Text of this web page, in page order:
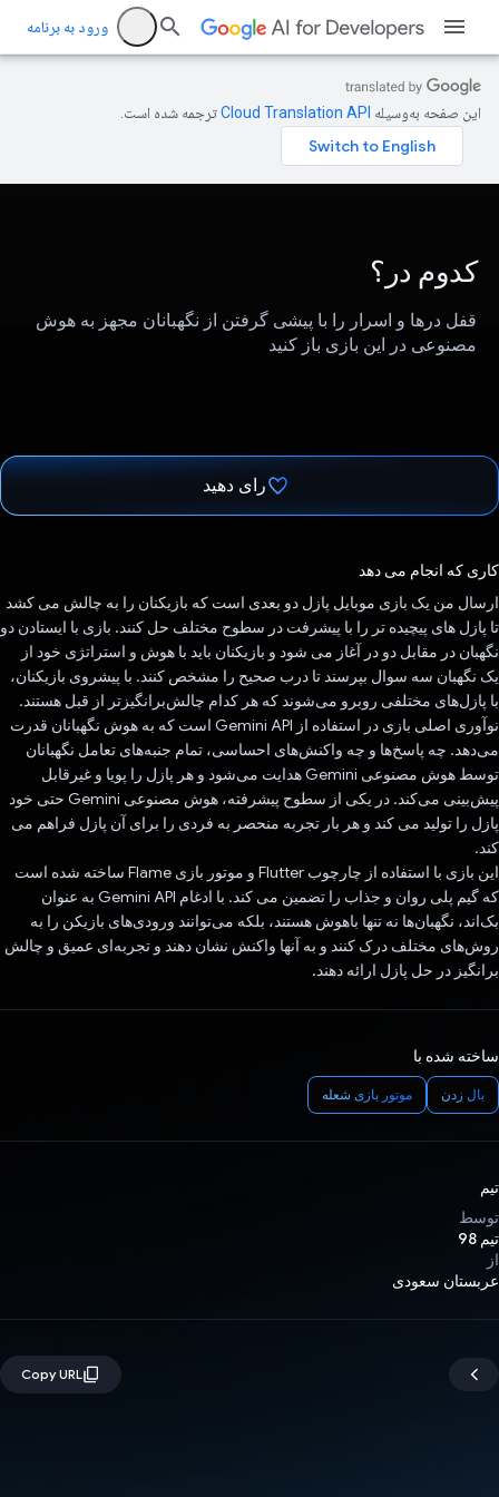
ورود به برنامه
این صفحه به‌وسیله ترجمه شده است.
کدوم در؟
قفل درها و اسرار را با پیشی گرفتن از نگهبانان مجهز به هوش
مصنوعی در این بازی باز کنید
رای دهید
کاری که انجام می دهد
ارسال من یک بازی موبایل پازل دو بعدی است که بازیکنان را به چالش می کشد
تا پازل های پیچیده تر را با پیشرفت در سطوح مختلف حل کنند. بازی با ایستادن دو
نگهبان در مقابل دو در آغاز می شود و بازیکنان باید با هوش و استراتژی خود از
یک نگهبان سه سوال بپرسند تا درب صحیح را مشخص کنند. با پیشروی بازیکنان،
با پازل‌های مختلفی روبرو می‌شوند که هر کدام چالش‌برانگیزتر از قبل هستند.
نوآوری اصلی بازی در استفاده از Gemini API است که به هوش نگهبانان قدرت
می‌دهد. چه پاسخ‌ها و چه واکنش‌های احساسی، تمام جنبه‌های تعامل نگهبانان
توسط هوش مصنوعی Gemini هدایت می‌شود و هر پازل را پویا و غیرقابل
پیش‌بینی می‌کند. در یکی از سطوح پیشرفته، هوش مصنوعی Gemini حتی خود
پازل را تولید می کند و هر بار تجربه منحصر به فردی را برای آن پازل فراهم می
کند.
این بازی با استفاده از چارچوب Flutter و موتور بازی Flame ساخته شده است
که گیم پلی روان و جذاب را تضمین می کند. با ادغام Gemini API به عنوان
بک‌اند، نگهبان‌ها نه تنها باهوش هستند، بلکه می‌توانند ورودی‌های بازیکن را به
روش‌های مختلف درک کنند و به آنها واکنش نشان دهند و تجربه‌ای عمیق و چالش
برانگیز در حل پازل ارائه دهند.
ساخته شده با
بال زدن موتور بازی شعله
تیم
توسط
تیم 98
از
عربستان سعودی